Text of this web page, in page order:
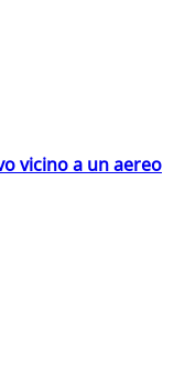
vicino a un aereo